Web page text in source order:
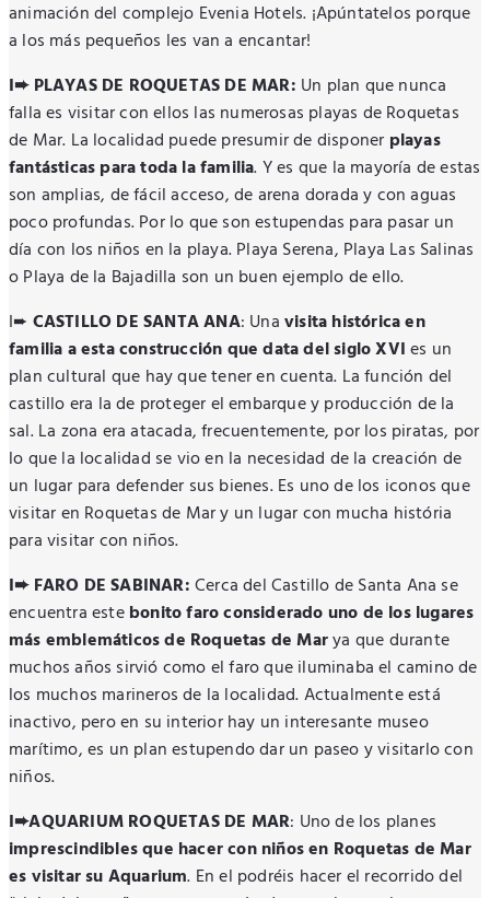
animación del complejo Evenia Hotels. ¡Apúntatelos porque
a los más pequeños les van a encantar!
I➨ PLAYAS DE ROQUETAS DE MAR: Un plan que nunca
falla es visitar con ellos las numerosas playas de Roquetas
de Mar. La localidad puede presumir de disponer playas
fantásticas para toda la familia. Y es que la mayoría de estas
son amplias, de fácil acceso, de arena dorada y con aguas
poco profundas. Por lo que son estupendas para pasar un
día con los niños en la playa. Playa Serena, Playa Las Salinas
o Playa de la Bajadilla son un buen ejemplo de ello.
I➨ CASTILLO DE SANTA ANA: Unavisita histórica en
familia a esta construcción que data del siglo XVIes un
plan cultural que hay que tener en cuenta. La función del
castillo era la de proteger el embarque y producción de la
sal. La zona era atacada, frecuentemente, por los piratas, por
lo que la localidad se vio en la necesidad de la creación de
un lugar para defender sus bienes. Es uno de los iconos que
visitar en Roquetas de Mar y un lugar con mucha história
para visitar con niños.
I➨ FARO DE SABINAR:Cerca del Castillo de Santa Ana se
encuentra estebonito faro considerado uno de los lugares
más emblemáticos de Roquetas de Marya que durante
muchos años sirvió como el faro que iluminaba el camino de
los muchos marineros de la localidad. Actualmente está
inactivo, pero en su interior hay un interesante museo
marítimo, es un plan estupendo dar un paseo y visitarlo con
niños.
I➨AQUARIUM ROQUETAS DE MAR: Uno de los planes
imprescindibles que hacer con niños en Roquetas de Mar
es visitar su Aquarium. En el podréis hacer el recorrido del